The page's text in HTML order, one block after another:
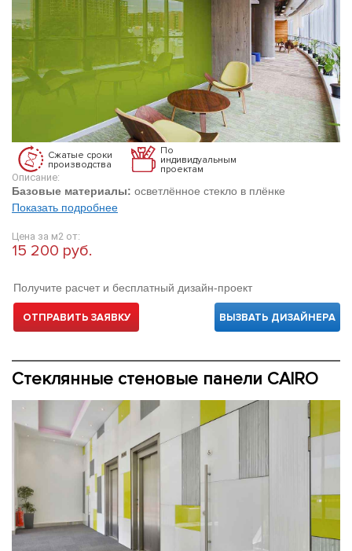
Сжатые сроки
производства
По
индивидуальным
проектам
Описание:
Базовые материалы: осветлённое стекло в плёнке
Показать подробнее
Цена за м2 от:
15 200 руб.
Получите расчет и бесплатный дизайн-проект
ОТПРАВИТЬ ЗАЯВКУ ВЫЗВАТЬ ДИЗАЙНЕРА
Стеклянные стеновые панели CAIRO